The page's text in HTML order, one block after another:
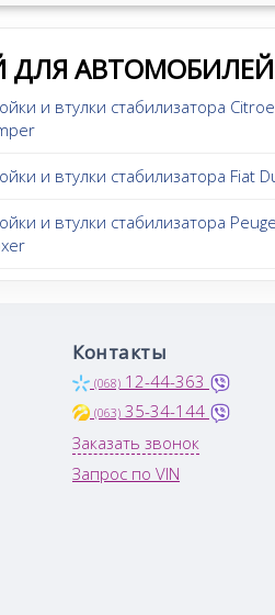
ДЛЯ
и втулки стабилизатора
и втулки стабилизатора Fiat
и втулки стабилизатора
Контакты
(068) 12-44-363
(063) 35-34-144
Заказать звонок
Запрос по VIN